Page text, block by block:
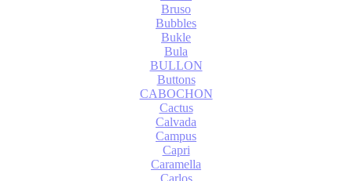
Bruso
Bubbles
Bukle
Bula
BULLON
Buttons
CABOCHON
Cactus
Calvada
Campus
Capri
Caramella
Carlos